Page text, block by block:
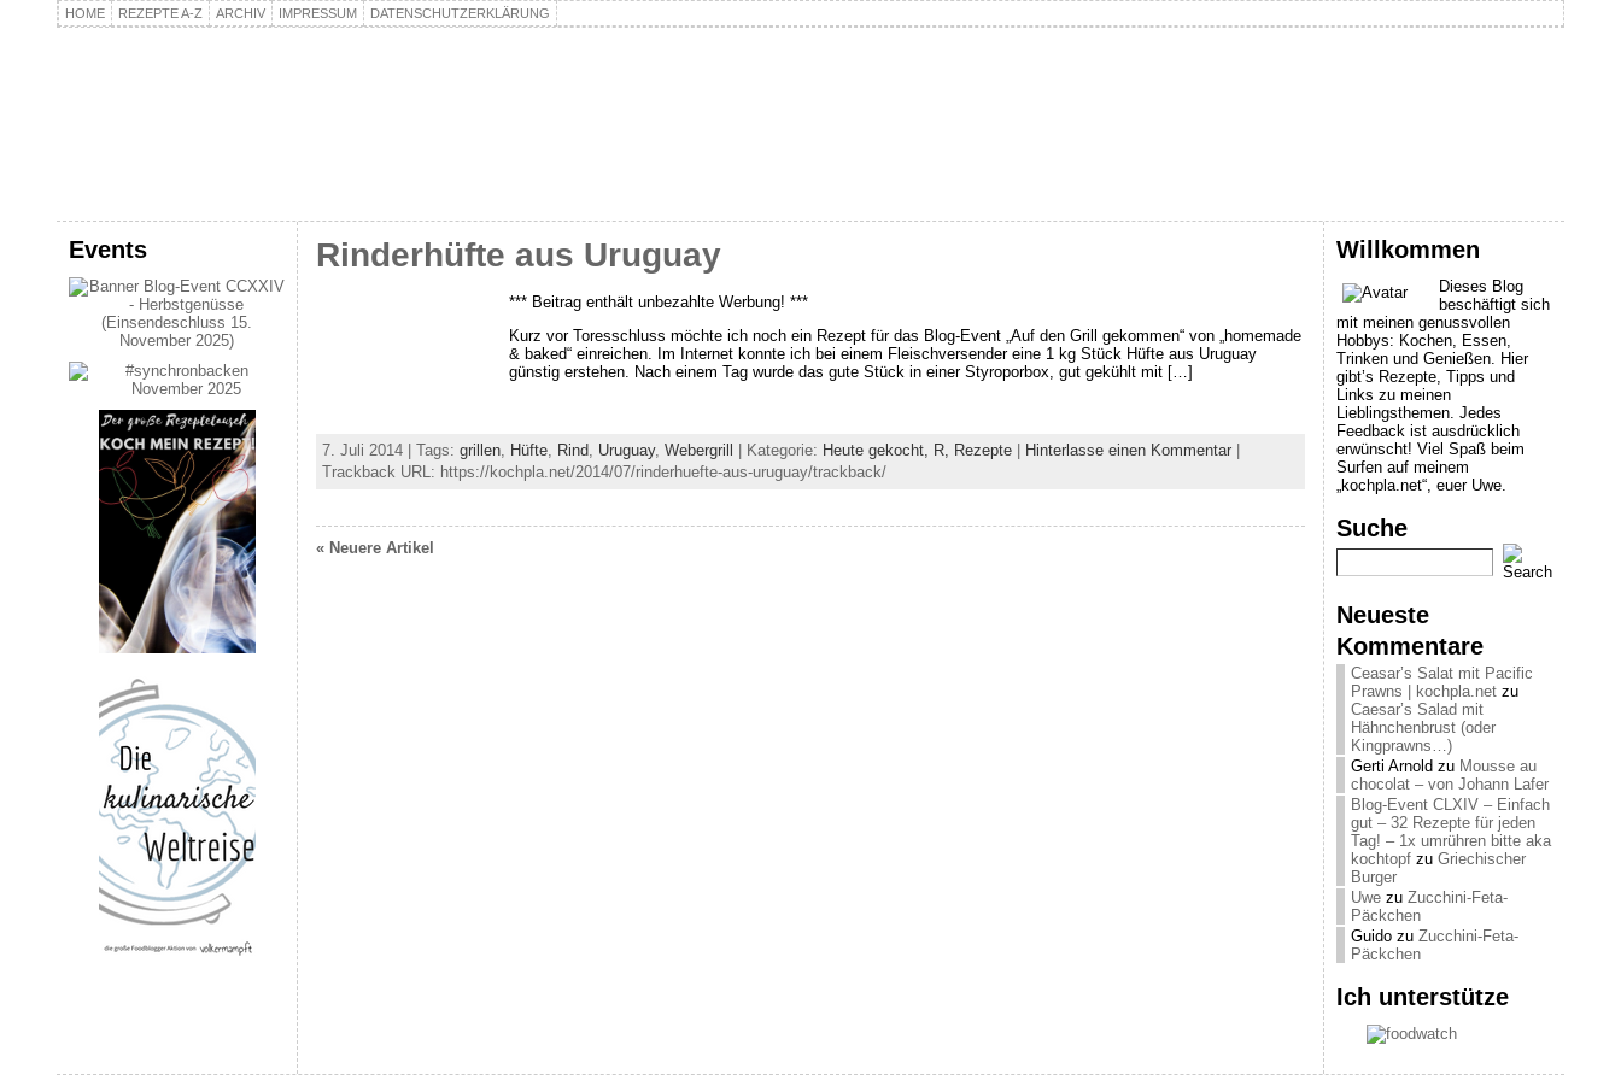
HOME REZEPTE A-Z ARCHIV IMPRESSUM DATENSCHUTZERKLÄRUNG
Events Rinderhüfte aus Uruguay
*** Beitrag enthält unbezahlte Werbung! ***
Kurz vor Toresschluss möchte ich noch ein Rezept für das Blog-Event „Auf den Grill gekommen“ von „homemade
& baked“ einreichen. Im Internet konnte ich bei einem Fleischversender eine 1 kg Stück Hüfte aus Uruguay
günstig erstehen. Nach einem Tag wurde das gute Stück in einer Styroporbox, gut gekühlt mit […]
7. Juli 2014 | Tags: grillen Hüfte Rind Uruguay, Webergrill | Kategorie: Heute gekocht, R, Rezepte Hinterlasse einen Kommentar
Trackback URL: https://kochpla.net/2014/07/rinderhuefte-aus-uruguay/trackback/
« Neuere Artikel
Willkommen
Dieses Blog
beschäftigt sich
mit meinen genussvollen
Hobbys: Kochen, Essen,
Trinken und Genießen. Hier
gibt’s Rezepte, Tipps und
Links zu meinen
Lieblingsthemen. Jedes
Feedback ist ausdrücklich
erwünscht! Viel Spaß beim
Surfen auf meinem
„kochpla.net“, euer Uwe.
Suche
Neueste
Kommentare
Ceasar’s Salat mit Pacific
Prawns | kochpla.net zu
Caesar’s Salad mit
Hähnchenbrust (oder
Kingprawns…)
Gerti Arnold zu Mousse au
chocolat – von Johann Lafer
Blog-Event CLXIV – Einfach
gut – 32 Rezepte für jeden
Tag! – 1x umrühren bitte aka
kochtopf zu Griechischer
Burger
Uwe zu Zucchini-Feta-
Päckchen
Guido zu Zucchini-Feta-
Päckchen
Ich unterstütze